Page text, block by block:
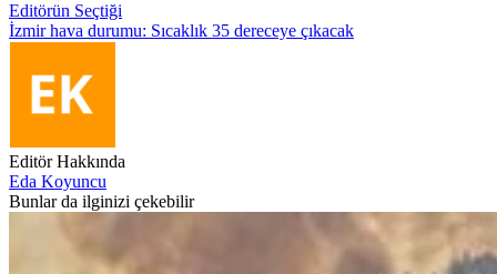
Editörün Seçtiği
İzmir hava durumu: Sıcaklık 35 dereceye çıkacak
Editör Hakkında
Eda Koyuncu
Bunlar da ilginizi çekebilir